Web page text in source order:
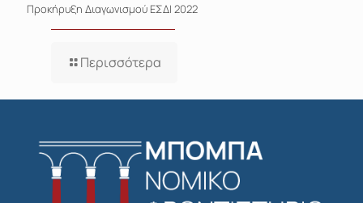
Προκήρυξη Διαγωνισμού ΕΣΔΙ 2022
Περισσότερα